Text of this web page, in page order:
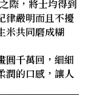
際，將士均得到
律嚴明而且不擾
米共同磨成糊
圓千萬回，細細
潤的口感，讓人